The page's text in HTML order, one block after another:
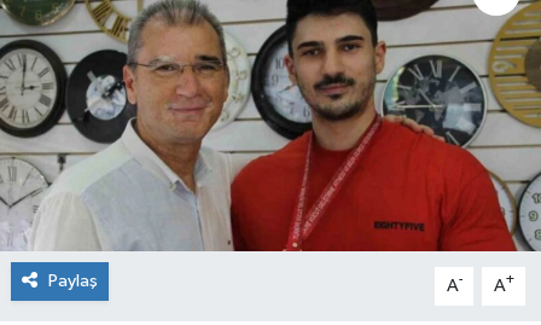
Paylaş A- A+